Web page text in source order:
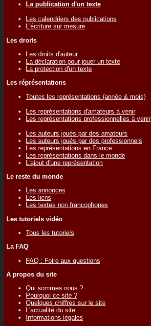
La publication d'un texte
Les calendriers des publications
L'écriture sur mesure
Les droits
Les droits d'auteur
La déclaration pour jouer un texte
La protection d'un texte
Les réprésentations
Toutes les représentations (année & mois)
Les représentations d'amateurs à venir
Les représentations professionnelles à venir
Les auteurs joués par des amateurs
Les auteurs joués par des professionnels
Les représentations en France
Les représentations dans le monde
L'ajout d'une représentation
Le reste du monde
Les annonces
Les liens
Les textes non francophones
Les tutoriels vidéo
Tous les tutoriels
La FAQ
FAQ : Foire aux questions
A propos du site
Qui sommes nous ?
Pourquoi ce site ?
Quelques chiffres sur le site
L'actualité du site
Informations légales